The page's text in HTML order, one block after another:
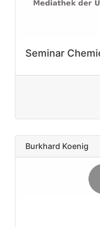
Seminar
Burkhard Koenig